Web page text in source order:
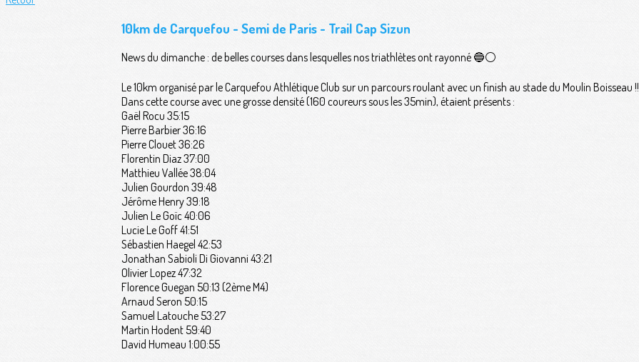
10km de Carquefou - Semi de Paris - Trail Cap Sizun
News du dimanche : de belles courses dans lesquelles nos triathlètes ont rayonné 🔵⚪️
Le 10km organisé par le Carquefou Athlétique Club sur un parcours roulant avec un finish au stade du Moulin Boisseau !!
Dans cette course avec une grosse densité (160 coureurs sous les 35min), étaient présents :
Gaël Rocu 35:15
Pierre Barbier 36:16
Pierre Clouet 36:26
Florentin Diaz 37:00
Matthieu Vallée 38:04
Julien Gourdon 39:48
Jérôme Henry 39:18
Julien Le Goïc 40:06
Lucie Le Goff 41:51
Sébastien Haegel 42:53
Jonathan Sabioli Di Giovanni 43:21
Olivier Lopez 47:32
Florence Guegan 50:13 (2ème M4)
Arnaud Seron 50:15
Samuel Latouche 53:27
Martin Hodent 59:40
David Humeau 1:00:55